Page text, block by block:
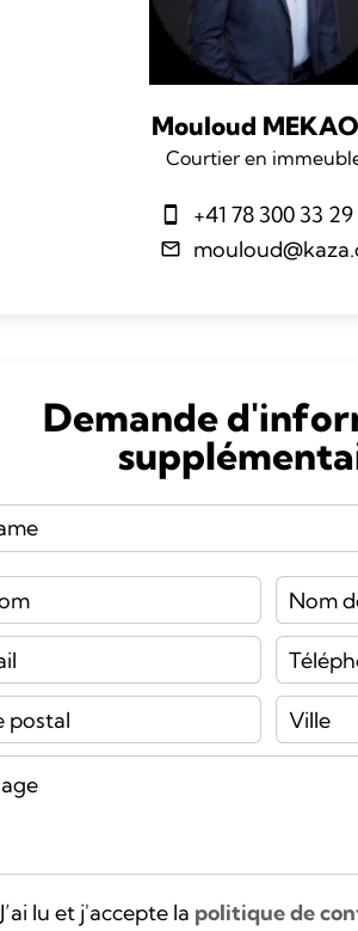
Mouloud
Courtier en
+41 78 300 33 29
Demande
J’ai lu et j'accepte la politique de